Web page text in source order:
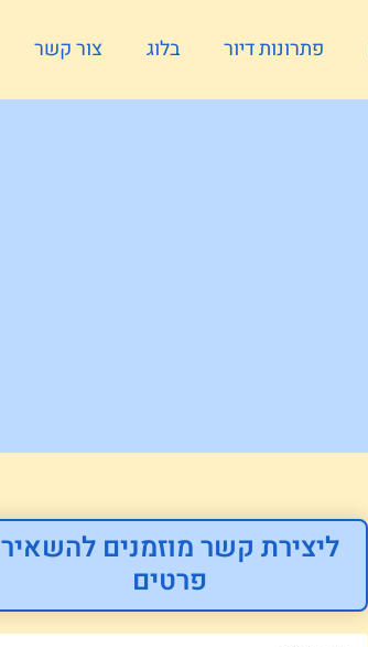
פתרונות דיור בלוג צור קשר
ליצירת קשר מוזמנים להשאיר
פרטים